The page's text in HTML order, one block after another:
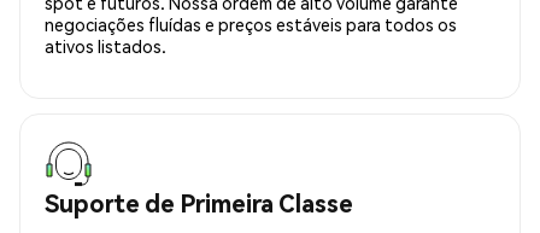
negociações fluídas e preços estáveis para todos os
ativos listados.
Suporte de Primeira Classe